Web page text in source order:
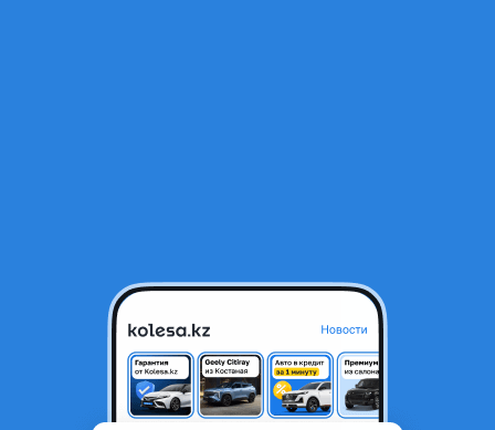
Jetour X50 Premium 2026 года
Новая Проверенный продавец